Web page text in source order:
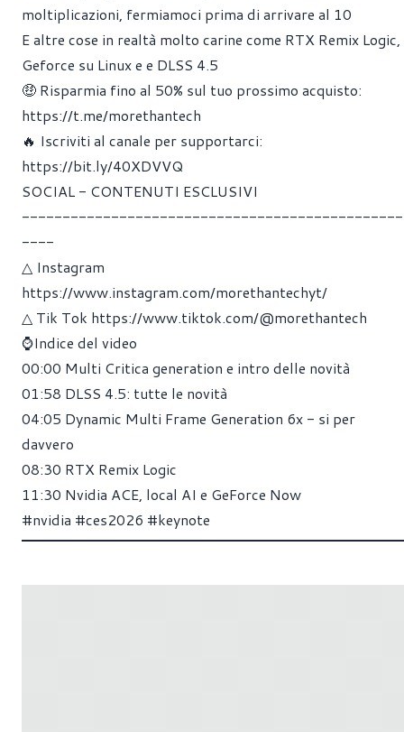
moltiplicazioni, fermiamoci prima di arrivare al 10
E altre cose in realtà molto carine come RTX Remix Logic,
Geforce su Linux e e DLSS 4.5
🤑 Risparmia fino al 50% sul tuo prossimo acquisto:
https://t.me/morethantech
🔥 Iscriviti al canale per supportarci:
https://bit.ly/40XDVVQ
SOCIAL - CONTENUTI ESCLUSIVI
-----------------------------------------------
----
△ Instagram
https://www.instagram.com/morethantechyt/
△ Tik Tok https://www.tiktok.com/@morethantech
⌚Indice del video
00:00 Multi Critica generation e intro delle novità
01:58 DLSS 4.5: tutte le novità
04:05 Dynamic Multi Frame Generation 6x - si per
davvero
08:30 RTX Remix Logic
11:30 Nvidia ACE, local AI e GeForce Now
#nvidia #ces2026 #keynote